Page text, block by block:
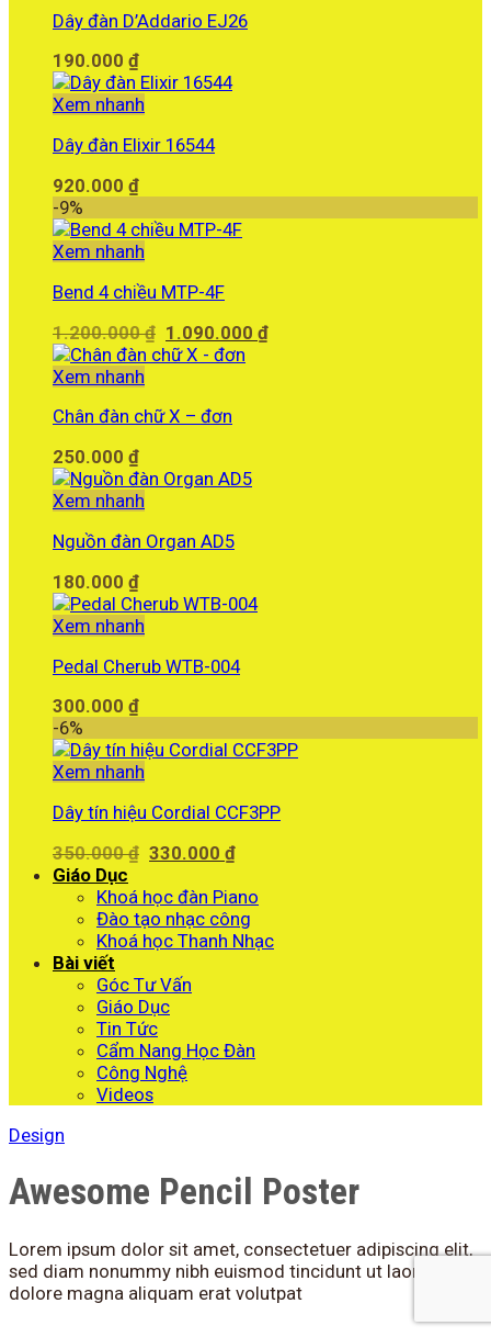
Dây đàn D’Addario EJ26
190.000 ₫
Xem nhanh
Dây đàn Elixir 16544
920.000 ₫
-9%
Xem nhanh
Bend 4 chiều MTP-4F
1.200.000₫ Giá
gốc
1.090.000₫Giá
Xem nhanh
Chân đàn chữ X – đơn
250.000 ₫
Xem nhanh
Nguồn đàn Organ AD5
180.000 ₫
Xem nhanh
Pedal Cherub WTB-004
300.000 ₫
-6%
Xem nhanh
Dây tín hiệu Cordial CCF3PP
350.000₫ Giá
là:
350.000 ₫.
330.000₫Giá
tại
là:
330.000 ₫.
Giáo Dục
Khoá học đàn Piano
Đào tạo nhạc công
Khoá học Thanh Nhạc
Bài viết
Góc Tư Vấn
Giáo Dục
Tin Tức
Cẩm Nang Học Đàn
Công Nghệ
Videos
Design
Awesome Pencil Poster
Lorem ipsum dolor sit amet, consectetuer adipiscing elit,
sed diam nonummy nibh euismod tincidunt ut laoreet
dolore magna aliquam erat volutpat